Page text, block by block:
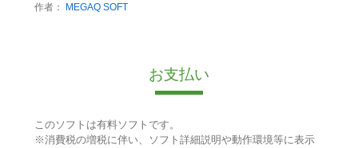
作者：
MEGAQ SOFT
お支払い
このソフトは有料ソフトです。
※消費税の増税に伴い、ソフト詳細説明や動作環境等に表示